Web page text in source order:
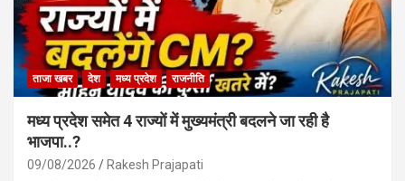
ताजा खबर देश मध्य प्रदेश राजनीति
मध्य प्रदेश समेत 4 राज्यों में मुख्यमंत्री बदलने जा रही है
भाजपा..?
09/08/2026 Rakesh Prajapati